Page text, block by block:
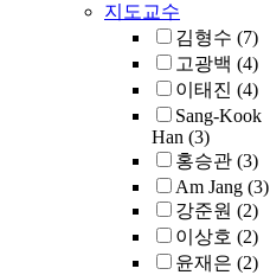
지도교수
김형수 (7)
고광백 (4)
이태진 (4)
Sang-Kook
Han (3)
홍승관 (3)
Am Jang (3)
강준원 (2)
이상호 (2)
윤재은 (2)